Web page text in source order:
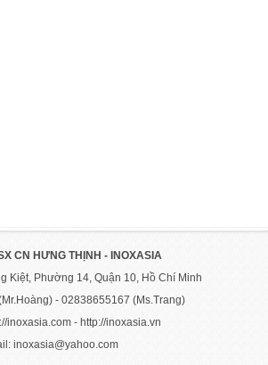
CN HƯNG THỊNH - INOXASIA
Kiệt, Phường 14, Quận 10, Hồ Chí Minh
- 02838655167 (Ms.Trang)
inoxasia.com - http://inoxasia.vn
inoxasia@yahoo.com